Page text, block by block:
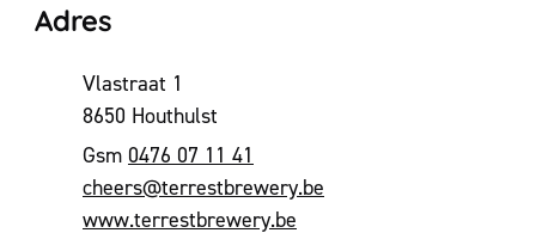
Adres
AdresVlastraat 1
,8650 Houthulst
0476 07 11 41
E-mailcheers@terrestbrewery.be
Websitewww.terrestbrewery.be